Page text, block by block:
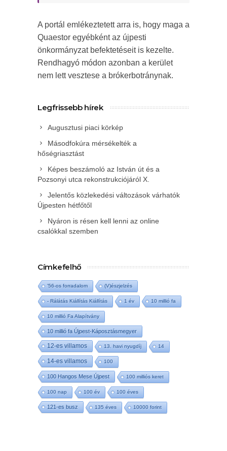
A portál emlékeztetett arra is, hogy maga a
Quaestor egyébként az újpesti
önkormányzat befektetéseit is kezelte.
Rendhagyó módon azonban a kerület
nem lett vesztese a brókerbotránynak.
Legfrissebb hírek
Augusztusi piaci körkép
Másodfokúra mérsékelték a
hőségriasztást
Képes beszámoló az István út és a
Pozsonyi utca rekonstrukciójáról X.
Jelentős közlekedési változások várhatók
Újpesten hétfőtől
Nyáron is résen kell lenni az online
csalókkal szemben
Címkefelhő
'56-os forradalom (V)észjelzés
- Rálátás Kiállítás Kiállítás 1 év 10 millió fa
10 millió Fa Alapítvány
10 millió fa Újpest-Káposztásmegyer
12-es villamos 13. havi nyugdíj 14
14-es villamos 100
100 Hangos Mese Újpest 100 milliós keret
100 nap 100 év 100 éves
121-es busz 135 éves 10000 forint